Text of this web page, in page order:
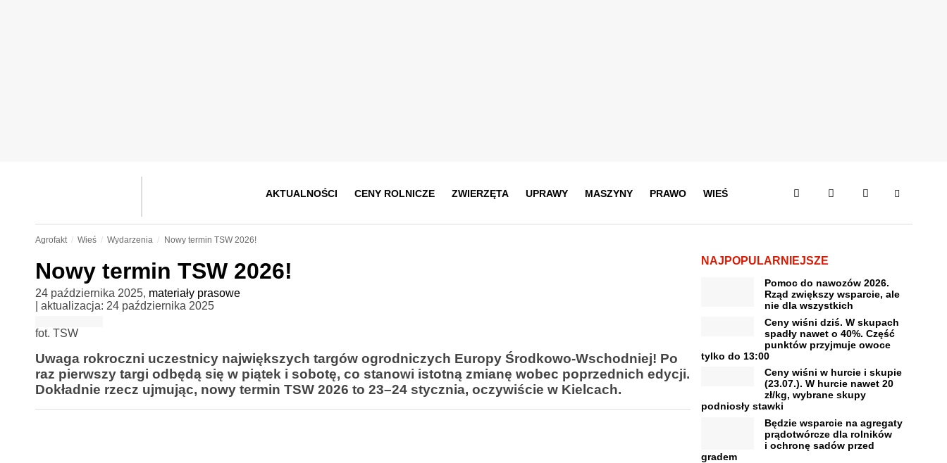
AKTUALNOŚCI CENY ROLNICZE ZWIERZĘTA UPRAWY MASZYNY PRAWO WIEŚ
Agrofakt Wieś Wydarzenia Nowy termin TSW 2026!
Nowy termin TSW 2026!
24 października 2025, materiały prasowe
| aktualizacja: 24 października 2025
fot. TSW
Uwaga rokroczni uczestnicy największych targów ogrodniczych Europy Środkowo-Wschodniej! Po
raz pierwszy targi odbędą się w piątek i sobotę, co stanowi istotną zmianę wobec poprzednich edycji.
Dokładnie rzecz ujmując, nowy termin TSW 2026 to 23–24 stycznia, oczywiście w Kielcach.
NAJPOPULARNIEJSZE
Pomoc do nawozów 2026.
Rząd zwiększy wsparcie, ale
nie dla wszystkich
Ceny wiśni dziś. W skupach
spadły nawet o 40%. Część
punktów przyjmuje owoce
tylko do 13:00
Ceny wiśni w hurcie i skupie
(23.07.). W hurcie nawet 20
zł/kg, wybrane skupy
podniosły stawki
Będzie wsparcie na agregaty
prądotwórcze dla rolników
i ochronę sadów przed
gradem